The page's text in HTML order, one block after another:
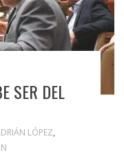
SER DEL
LÓPEZ,